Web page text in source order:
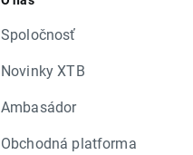
Spoločnosť
Novinky XTB
Ambasádor
Obchodná platforma